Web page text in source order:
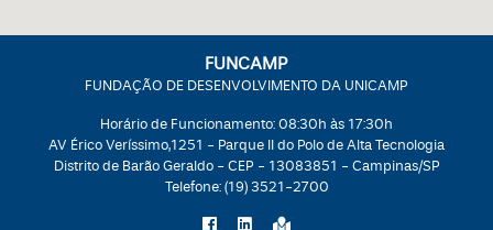
FUNCAMP
FUNDAÇÃO DE DESENVOLVIMENTO DA UNICAMP
Horário de Funcionamento: 08:30h às 17:30h
AV Érico Veríssimo,1251 - Parque II do Polo de Alta Tecnologia
Distrito de Barão Geraldo - CEP - 13083851 - Campinas/SP
Telefone: (19) 3521-2700